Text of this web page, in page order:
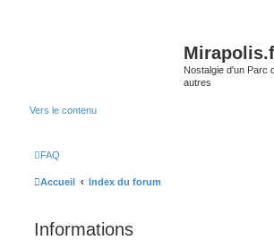
Nostalgie d'un Parc
autres
Vers le contenu
FAQ
Accueil Index du forum
Informations